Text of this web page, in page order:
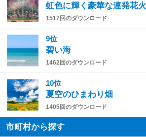
虹色に輝く豪華な連発花火
1517回のダウンロード
9位
碧い海
1462回のダウンロード
10位
夏空のひまわり畑
1405回のダウンロード
市町村から探す